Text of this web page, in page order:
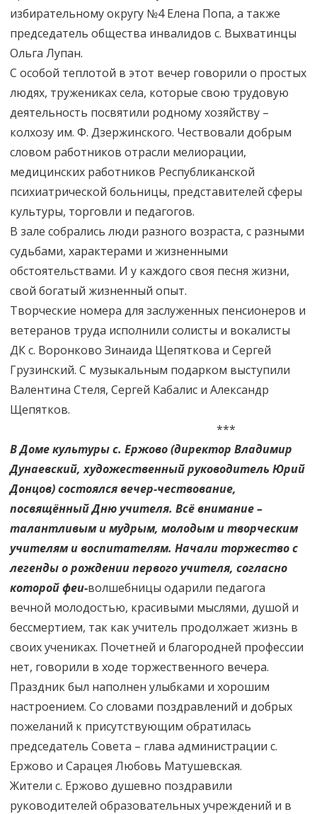
избирательному округу №4 Елена Попа, а также
председатель общества инвалидов с. Выхватинцы
Ольга Лупан.
С особой теплотой в этот вечер говорили о простых
людях, тружениках села, которые свою трудовую
деятельность посвятили родному хозяйству –
колхозу им. Ф. Дзержинского. Чествовали добрым
словом работников отрасли мелиорации,
медицинских работников Республиканской
психиатрической больницы, представителей сферы
культуры, торговли и педагогов.
В зале собрались люди разного возраста, с разными
судьбами, характерами и жизненными
обстоятельствами. И у каждого своя песня жизни,
свой богатый жизненный опыт.
Творческие номера для заслуженных пенсионеров и
ветеранов труда исполнили солисты и вокалисты
ДК с. Воронково Зинаида Щепяткова и Сергей
Грузинский. С музыкальным подарком выступили
Валентина Стеля, Сергей Кабалис и Александр
Щепятков.
***
В Доме культуры с. Ержово (директор Владимир
Дунаевский, художественный руководитель Юрий
Донцов) состоялся вечер-чествование,
посвящённый Дню учителя. Всё внимание –
талантливым и мудрым, молодым и творческим
учителям и воспитателям. Начали торжество с
легенды о рождении первого учителя, согласно
которой феи-волшебницы одарили педагога
вечной молодостью, красивыми мыслями, душой и
бессмертием, так как учитель продолжает жизнь в
своих учениках. Почетней и благородней профессии
нет, говорили в ходе торжественного вечера.
Праздник был наполнен улыбками и хорошим
настроением. Со словами поздравлений и добрых
пожеланий к присутствующим обратилась
председатель Совета – глава администрации с.
Ержово и Сарацея Любовь Матушевская.
Жители с. Ержово душевно поздравили
руководителей образовательных учреждений и в